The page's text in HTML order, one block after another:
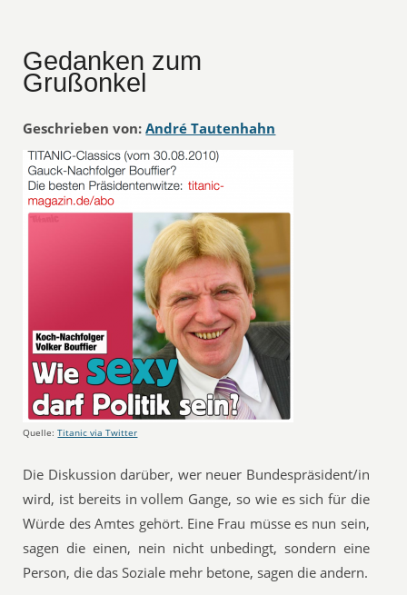
Gedanken zum
Grußonkel
Geschrieben von: André Tautenhahn
Quelle:Titanic via Twitter
Die Diskussion darüber, wer neuer Bundespräsident/in
wird, ist bereits in vollem Gange, so wie es sich für die
Würde des Amtes gehört. Eine Frau müsse es nun sein,
sagen die einen, nein nicht unbedingt, sondern eine
Person, die das Soziale mehr betone, sagen die andern.